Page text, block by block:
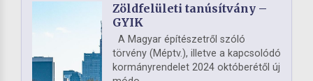
Zöldfelületi tanúsítvány –
GYIK
A Magyar építészetről szóló
törvény (Méptv.), illetve a kapcsolódó
kormányrendelet 2024 októberétől új